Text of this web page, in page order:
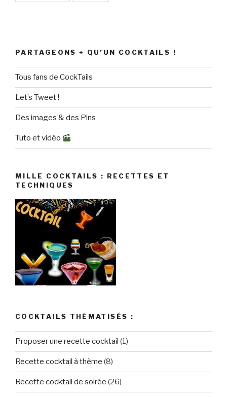
PARTAGEONS + QU’UN COCKTAILS !
Tous fans de CockTails
Let’s Tweet !
Des images & des Pins
Tuto et vidéo
MILLE COCKTAILS : RECETTES ET
TECHNIQUES
COCKTAILS THÉMATISÉS :
Proposer une recette cocktail (1)
Recette cocktail à thème (8)
Recette cocktail de soirée (26)